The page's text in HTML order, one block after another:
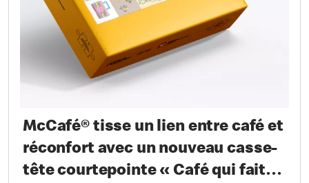
McCafé® tisse un lien entre café et
réconfort avec un nouveau casse-
tête courtepointe « Café qui fait